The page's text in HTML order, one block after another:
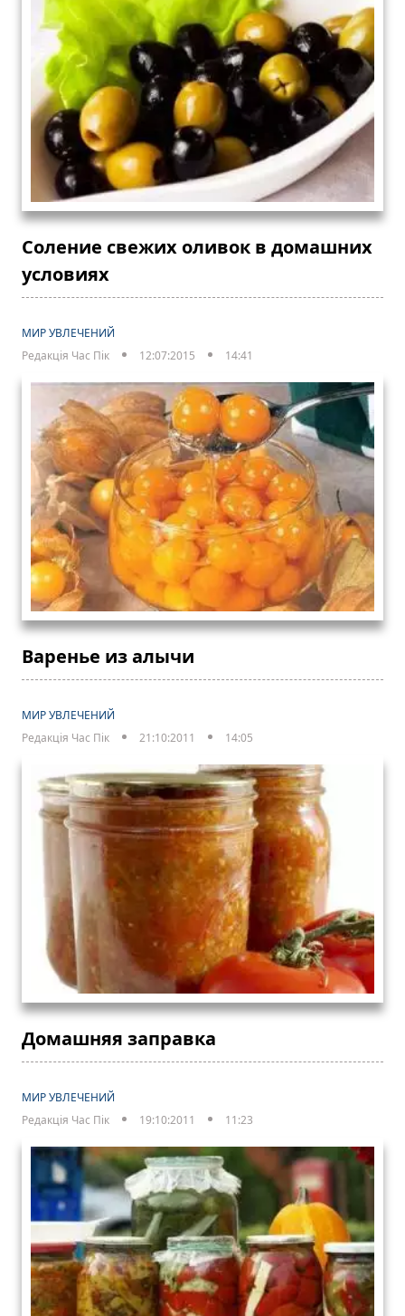
Соление свежих оливок в домашних
условиях
МИР УВЛЕЧЕНИЙ
Редакція Час Пік
12:07:2015 14:41
Варенье из алычи
МИР УВЛЕЧЕНИЙ
Редакція Час Пік
21:10:2011 14:05
Домашняя заправка
МИР УВЛЕЧЕНИЙ
Редакція Час Пік
19:10:2011 11:23